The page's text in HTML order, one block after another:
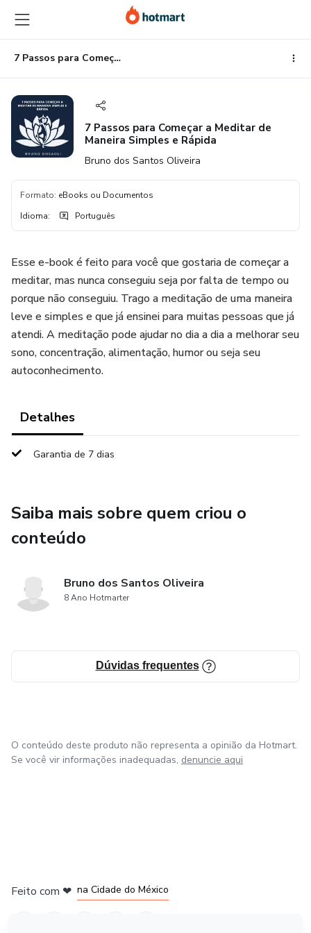
para
o
conteúdo
principal
para
o
pagamento
para
o
rodapé
7 Passos para Começar a Meditar de Maneira Simples e Rápida
7 Passos para Começar a Meditar de
Maneira Simples e Rápida
Bruno dos Santos Oliveira
Formato: eBooks ou Documentos
Idioma: Português
Esse e-book é feito para você que gostaria de começar a
meditar, mas nunca conseguiu seja por falta de tempo ou
porque não conseguiu. Trago a meditação de uma maneira
leve e simples e que já ensinei para muitas pessoas que já
atendi. A meditação pode ajudar no dia a dia a melhorar seu
sono, concentração, alimentação, humor ou seja seu
autoconhecimento.
Detalhes
Garantia de 7 dias
Saiba mais sobre quem criou o
conteúdo
Bruno dos Santos Oliveira
8 Ano Hotmarter
Dúvidas frequentes
O conteúdo deste produto não representa a opinião da Hotmart.
Se você vir informações inadequadas, denuncie aqui
Feito com ❤ na Cidade do México